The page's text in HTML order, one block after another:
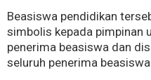
Beasiswa pendidikan
simbolis kepada pimpinan
penerima beasiswa dan
seluruh penerima